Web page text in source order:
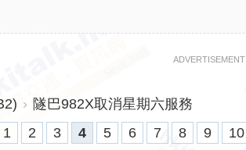
ADVERTISEMENT
› 隧巴982X取消星期六服務
1
2 3 4 5 6 7 8 9 10